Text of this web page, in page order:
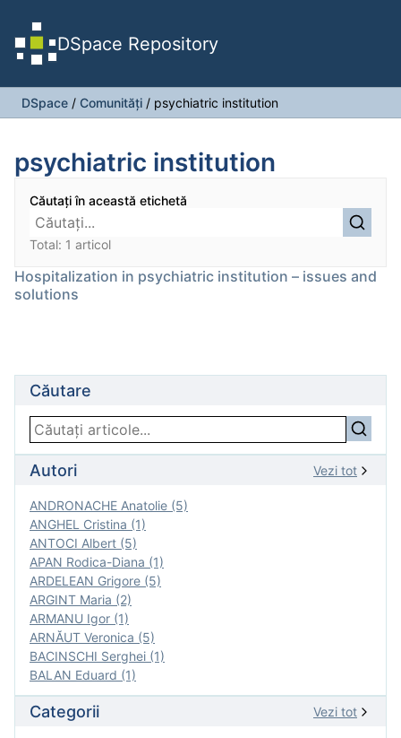
DSpace Repository
DSpace / Comunități / psychiatric institution
psychiatric institution
Căutați în această etichetă
Total: 1 articol
Hospitalization in psychiatric institution – issues and
solutions
Căutare
Autori Vezi tot
ANDRONACHE Anatolie (5)
ANGHEL Cristina (1)
ANTOCI Albert (5)
APAN Rodica-Diana (1)
ARDELEAN Grigore (5)
ARGINT Maria (2)
ARMANU Igor (1)
ARNĂUT Veronica (5)
BACINSCHI Serghei (1)
BALAN Eduard (1)
Categorii Vezi tot